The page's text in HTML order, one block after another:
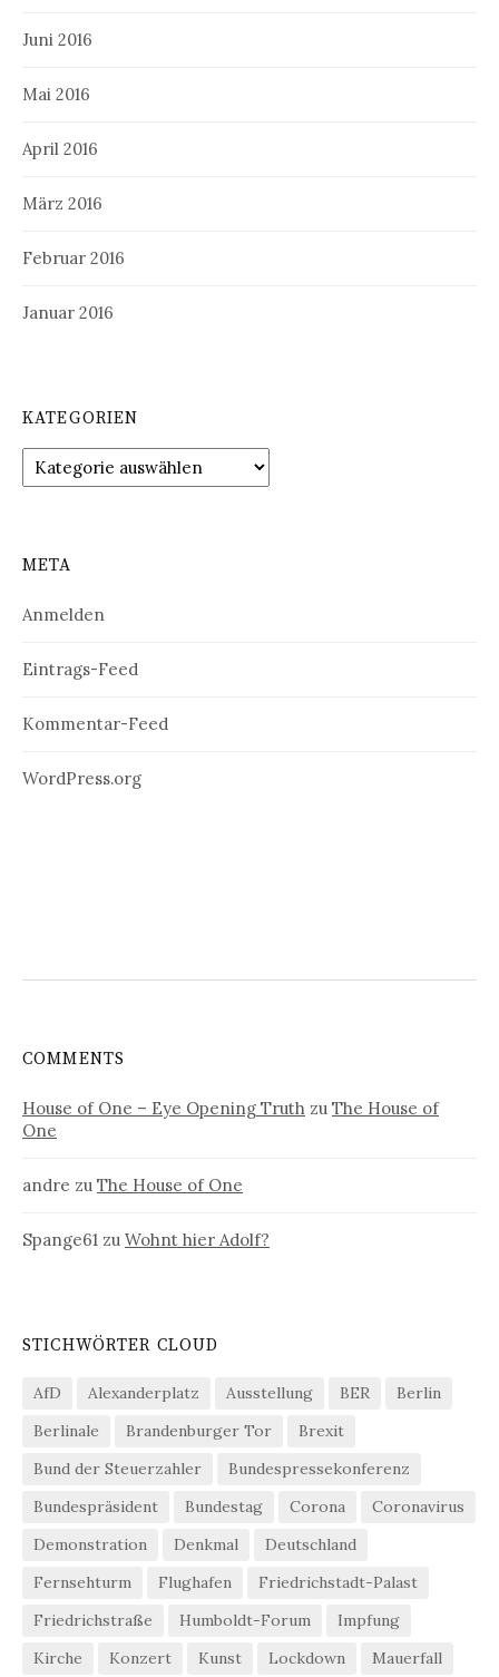
Juni 2016
Mai 2016
April 2016
März 2016
Februar 2016
Januar 2016
KATEGORIEN
Kategorien
META
Anmelden
Eintrags-Feed
Kommentar-Feed
WordPress.org
COMMENTS
House of One – Eye Opening Truth zu The House of
One
andre zu The House of One
Spange61 zu Wohnt hier Adolf?
STICHWÖRTER CLOUD
AfD Alexanderplatz Ausstellung BER
Berlin
Berlinale
Brandenburger Tor
Brexit
Bund der Steuerzahler
Bundespressekonferenz
Bundespräsident
Bundestag Corona
Coronavirus
Demonstration
Denkmal
Deutschland
Fernsehturm
Flughafen
Friedrichstadt-Palast
Friedrichstraße
Humboldt-Forum
Impfung
Kirche
Konzert Kunst Lockdown Mauerfall